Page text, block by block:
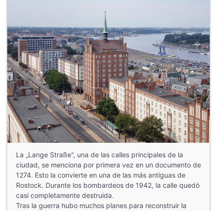
La „Lange Straße“, una de las calles principales de la
ciudad, se menciona por primera vez en un documento de
1274. Esto la convierte en una de las más antiguas de
Rostock. Durante los bombardeos de 1942, la calle quedó
casi completamente destruida.
Tras la guerra hubo muchos planes para reconstruir la